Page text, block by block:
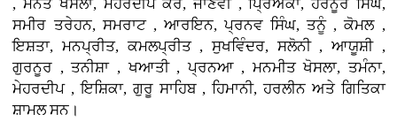
, ਮਨੰਤ ਖੋਸਲਾ, ਮੇਹਰਦੀਪ ਕੌਰ, ਜਾਣਵੀ , ਪ੍ਰਿਅੰਕਾ, ਹਰਨੂਰ ਸਿੰਘ,
ਸਮੀਰ ਤਰੇਹਨ, ਸਮਰਾਟ , ਆਰਇਨ, ਪ੍ਰਨਵ ਸਿੰਘ, ਤਨੂੰ , ਕੋਮਲ ,
ਇਸ਼ਤਾ, ਮਨਪ੍ਰੀਤ, ਕਮਲਪ੍ਰੀਤ , ਸੁਖਵਿੰਦਰ, ਸਲੋਨੀ , ਆਯੂਸ਼ੀ ,
ਗੁਰਨੂਰ , ਤਨੀਸ਼ਾ , ਖਆਤੀ , ਪ੍ਰਨਆ , ਮਨਮੀਤ ਖੋਸਲਾ, ਤਮੰਨਾ,
ਮੇਹਰਦੀਪ , ਇਸ਼ਿਕਾ, ਗੁਰੂ ਸਾਹਿਬ , ਹਿਮਾਨੀ, ਹਰਲੀਨ ਅਤੇ ਗਿਤਿਕਾ
ਸ਼ਾਮਲ ਸਨ।